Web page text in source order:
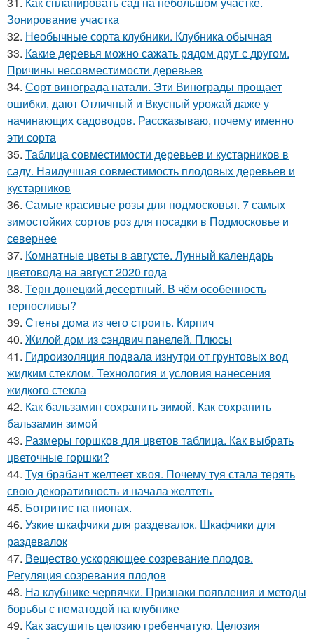
Зонирование участка
32. Необычные сорта клубники. Клубника обычная
33. Какие деревья можно сажать рядом друг с другом.
Причины несовместимости деревьев
34. Сорт винограда натали. Эти Винограды прощает
ошибки, дают Отличный и Вкусный урожай даже у
начинающих садоводов. Рассказываю, почему именно
эти сорта
35. Таблица совместимости деревьев и кустарников в
саду. Наилучшая совместимость плодовых деревьев и
кустарников
36. Самые красивые розы для подмосковья. 7 самых
зимостойких сортов роз для посадки в Подмосковье и
севернее
37. Комнатные цветы в августе. Лунный календарь
цветовода на август 2020 года
38. Терн донецкий десертный. В чём особенность
терносливы?
39. Стены дома из чего строить. Кирпич
40. Жилой дом из сэндвич панелей. Плюсы
41. Гидроизоляция подвала изнутри от грунтовых вод
жидким стеклом. Технология и условия нанесения
жидкого стекла
42. Как бальзамин сохранить зимой. Как сохранить
бальзамин зимой
43. Размеры горшков для цветов таблица. Как выбрать
цветочные горшки?
44. Туя брабант желтеет хвоя. Почему туя стала терять
свою декоративность и начала желтеть
45. Ботритис на пионах.
46. Узкие шкафчики для раздевалок. Шкафчики для
раздевалок
47. Вещество ускоряющее созревание плодов.
Регуляция созревания плодов
48. На клубнике червячки. Признаки появления и методы
борьбы с нематодой на клубнике
49. Как засушить целозию гребенчатую. Целозия